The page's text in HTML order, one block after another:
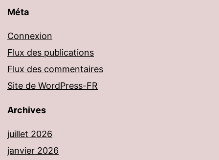
Méta
Connexion
Flux des publications
Flux des commentaires
Site de WordPress-FR
Archives
juillet 2026
janvier 2026